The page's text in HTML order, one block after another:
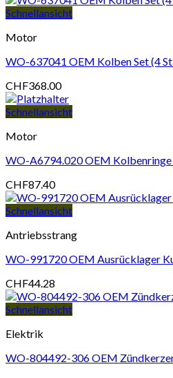
Schnellansicht
Motor
WO-637041 OEM Kolben Set (4
CHF368.00
Schnellansicht
Motor
WO-A6794.020 OEM Kolbenringe
CHF87.40
Schnellansicht
Antriebsstrang
WO-991720 OEM Ausrücklager
CHF44.28
Schnellansicht
Elektrik
WO-804492-306 OEM